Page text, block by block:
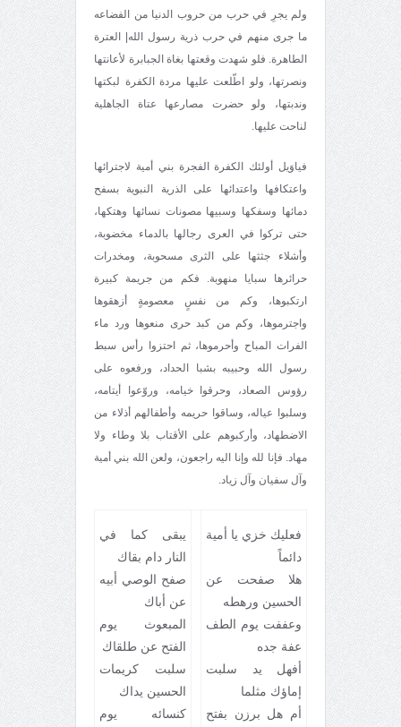
ولم يجرِ في حرب من حروب الدنيا من الفضاعه
ما جرى منهم في حرب ذرية رسول الله| العترة
الطاهرة. فلو شهدت وقعتها بغاة الجبابرة لأعانتها
ونصرتها، ولو اطّلعت عليها مردة الكفرة لبكتها
وندبتها، ولو حضرت مصارعها عتاة الجاهلية
لناحت عليها.
فياوَيل أولئك الكفرة الفجرة بني أمية لاجترائها
واعتكافها واعتدائها على الذرية النبوية بسفح
دمائها وسفكها وسبيها مصونات نسائها وهتكها،
حتى تركوا في العرى رجالها بالدماء مخضوبة،
وأشلاء جثثها على الثرى مسحوبة، ومخدرات
حرائرها سبايا منهوبة. فكم من جريمة كبيرة
ارتكبوها، وكم من نفسٍ معصومةٍ أزهقوها
واجترموها، وكم من كبد حرى منعوها ورد ماء
الفرات المباح وأحرموها، ثم احتزوا رأس سبط
رسول الله وحبيبه بشبا الحداد، ورفعوه على
رؤوس الصعاد، وحرقوا خيامه، وروّعوا أيتامه،
وسلبوا عياله، وساقوا حريمه وأطفالهم أذلاء من
الاضطهاد، وأركبوهم على الأقتاب بلا وطاء ولا
مهاد. فإنا لله وإنا اليه راجعون، ولعن الله بني أمية
وآل سفيان وآل زياد.
فعليك خزي يا أمية
دائماً
هلا صفحت عن
الحسين ورهطه
وعففت يوم الطف
عفة جده
أفهل يد سلبت
إماؤك مثلما
أم هل برزن بفتح
يبقى كما في
النار دام بقاك
صفح الوصي أبيه
عن أباك
المبعوث يوم
الفتح عن طلقاك
سلبت كريمات
الحسين يداك
كنسائه يوم